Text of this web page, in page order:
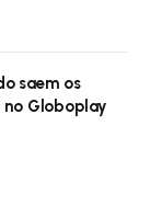
saem os
no Globoplay